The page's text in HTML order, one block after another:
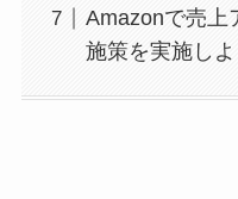
Amazonで売上
施策を実施しよ